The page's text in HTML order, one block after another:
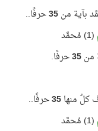
بآية من35حرفًا..
(1) مُحمَّد
من35حرفًا.
كلٌ منها35حرفًا..
(1) مُحمَّد